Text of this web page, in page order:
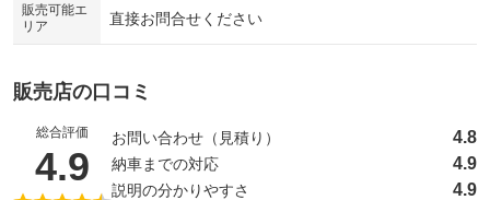
販売可能エ
リア
直接お問合せください
販売店の口コミ
総合評価
4.9 （5点満点中）
お問い合わせ（見積り） 4.8
納車までの対応 4.9
説明の分かりやすさ 4.9